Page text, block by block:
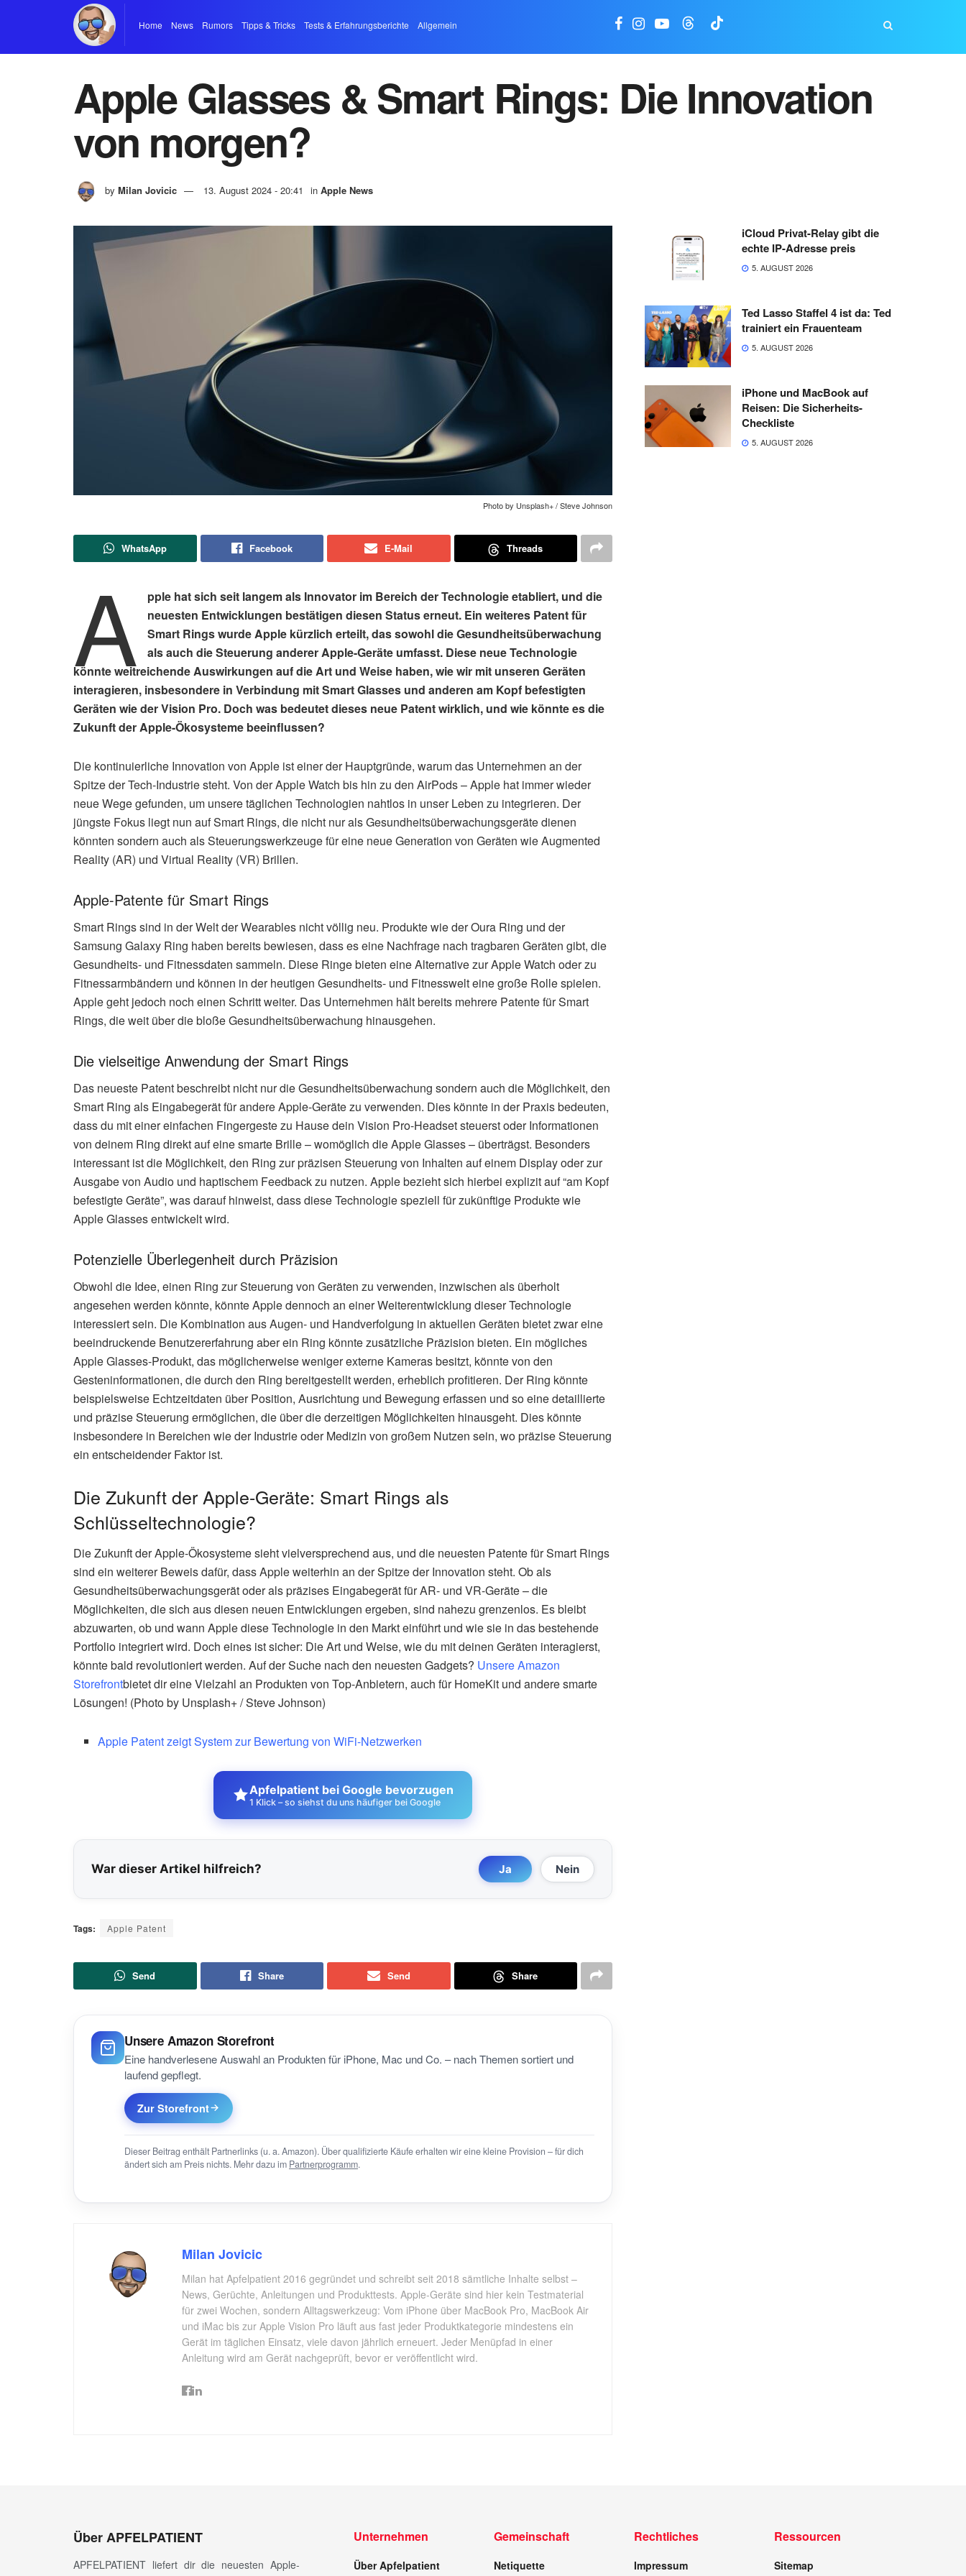
Home News Rumors Tipps & Tricks Tests & Erfahrungsberichte Allgemein
Apple Glasses & Smart Rings: Die Innovation
von morgen?
by Milan Jovicic 13. August 2024 - 20:41 in Apple News
Photo by Unsplash+ / Steve Johnson
WhatsApp Facebook E-Mail Threads
A
pple hat sich seit langem als Innovator im Bereich der Technologie etabliert, und die
neuesten Entwicklungen bestätigen diesen Status erneut. Ein weiteres Patent für
Smart Rings wurde Apple kürzlich erteilt, das sowohl die Gesundheitsüberwachung
als auch die Steuerung anderer Apple-Geräte umfasst. Diese neue Technologie
könnte weitreichende Auswirkungen auf die Art und Weise haben, wie wir mit unseren Geräten
interagieren, insbesondere in Verbindung mit Smart Glasses und anderen am Kopf befestigten
Geräten wie der Vision Pro. Doch was bedeutet dieses neue Patent wirklich, und wie könnte es die
Zukunft der Apple-Ökosysteme beeinflussen?
Die kontinuierliche Innovation von Apple ist einer der Hauptgründe, warum das Unternehmen an der
Spitze der Tech-Industrie steht. Von der Apple Watch bis hin zu den AirPods – Apple hat immer wieder
neue Wege gefunden, um unsere täglichen Technologien nahtlos in unser Leben zu integrieren. Der
jüngste Fokus liegt nun auf Smart Rings, die nicht nur als Gesundheitsüberwachungsgeräte dienen
könnten sondern auch als Steuerungswerkzeuge für eine neue Generation von Geräten wie Augmented
Reality (AR) und Virtual Reality (VR) Brillen.
Apple-Patente für Smart Rings
Smart Rings sind in der Welt der Wearables nicht völlig neu. Produkte wie der Oura Ring und der
Samsung Galaxy Ring haben bereits bewiesen, dass es eine Nachfrage nach tragbaren Geräten gibt, die
Gesundheits- und Fitnessdaten sammeln. Diese Ringe bieten eine Alternative zur Apple Watch oder zu
Fitnessarmbändern und können in der heutigen Gesundheits- und Fitnesswelt eine große Rolle spielen.
Apple geht jedoch noch einen Schritt weiter. Das Unternehmen hält bereits mehrere Patente für Smart
Rings, die weit über die bloße Gesundheitsüberwachung hinausgehen.
Die vielseitige Anwendung der Smart Rings
Das neueste Patent beschreibt nicht nur die Gesundheitsüberwachung sondern auch die Möglichkeit, den
Smart Ring als Eingabegerät für andere Apple-Geräte zu verwenden. Dies könnte in der Praxis bedeuten,
dass du mit einer einfachen Fingergeste zu Hause dein Vision Pro-Headset steuerst oder Informationen
von deinem Ring direkt auf eine smarte Brille – womöglich die Apple Glasses – überträgst. Besonders
interessant ist die Möglichkeit, den Ring zur präzisen Steuerung von Inhalten auf einem Display oder zur
Ausgabe von Audio und haptischem Feedback zu nutzen. Apple bezieht sich hierbei explizit auf “am Kopf
befestigte Geräte”, was darauf hinweist, dass diese Technologie speziell für zukünftige Produkte wie
Apple Glasses entwickelt wird.
Potenzielle Überlegenheit durch Präzision
Obwohl die Idee, einen Ring zur Steuerung von Geräten zu verwenden, inzwischen als überholt
angesehen werden könnte, könnte Apple dennoch an einer Weiterentwicklung dieser Technologie
interessiert sein. Die Kombination aus Augen- und Handverfolgung in aktuellen Geräten bietet zwar eine
beeindruckende Benutzererfahrung aber ein Ring könnte zusätzliche Präzision bieten. Ein mögliches
Apple Glasses-Produkt, das möglicherweise weniger externe Kameras besitzt, könnte von den
Gesteninformationen, die durch den Ring bereitgestellt werden, erheblich profitieren. Der Ring könnte
beispielsweise Echtzeitdaten über Position, Ausrichtung und Bewegung erfassen und so eine detaillierte
und präzise Steuerung ermöglichen, die über die derzeitigen Möglichkeiten hinausgeht. Dies könnte
insbesondere in Bereichen wie der Industrie oder Medizin von großem Nutzen sein, wo präzise Steuerung
ein entscheidender Faktor ist.
Die Zukunft der Apple-Geräte: Smart Rings als
Schlüsseltechnologie?
Die Zukunft der Apple-Ökosysteme sieht vielversprechend aus, und die neuesten Patente für Smart Rings
sind ein weiterer Beweis dafür, dass Apple weiterhin an der Spitze der Innovation steht. Ob als
Gesundheitsüberwachungsgerät oder als präzises Eingabegerät für AR- und VR-Geräte – die
Möglichkeiten, die sich aus diesen neuen Entwicklungen ergeben, sind nahezu grenzenlos. Es bleibt
abzuwarten, ob und wann Apple diese Technologie in den Markt einführt und wie sie in das bestehende
Portfolio integriert wird. Doch eines ist sicher: Die Art und Weise, wie du mit deinen Geräten interagierst,
könnte bald revolutioniert werden. Auf der Suche nach den neuesten Gadgets? Unsere Amazon
Storefrontbietet dir eine Vielzahl an Produkten von Top-Anbietern, auch für HomeKit und andere smarte
Lösungen! (Photo by Unsplash+ / Steve Johnson)
Apple Patent zeigt System zur Bewertung von WiFi-Netzwerken
Apfelpatient bei Google bevorzugen
1 Klick – so siehst du uns häufiger bei Google
War dieser Artikel hilfreich? Ja Nein
Tags: Apple Patent
Send Share Send Share
Unsere Amazon Storefront
Eine handverlesene Auswahl an Produkten für iPhone, Mac und Co. – nach Themen sortiert und
laufend gepflegt.
Zur Storefront
Dieser Beitrag enthält Partnerlinks (u. a. Amazon). Über qualifizierte Käufe erhalten wir eine kleine Provision – für dich
ändert sich am Preis nichts. Mehr dazu im Partnerprogramm.
Milan Jovicic
Milan hat Apfelpatient 2016 gegründet und schreibt seit 2018 sämtliche Inhalte selbst –
News, Gerüchte, Anleitungen und Produkttests. Apple-Geräte sind hier kein Testmaterial
für zwei Wochen, sondern Alltagswerkzeug: Vom iPhone über MacBook Pro, MacBook Air
und iMac bis zur Apple Vision Pro läuft aus fast jeder Produktkategorie mindestens ein
Gerät im täglichen Einsatz, viele davon jährlich erneuert. Jeder Menüpfad in einer
Anleitung wird am Gerät nachgeprüft, bevor er veröffentlicht wird.
iCloud Privat-Relay gibt die
echte IP-Adresse preis
5. AUGUST 2026
Ted Lasso Staffel 4 ist da: Ted
trainiert ein Frauenteam
5. AUGUST 2026
iPhone und MacBook auf
Reisen: Die Sicherheits-
Checkliste
5. AUGUST 2026
Über APFELPATIENT
APFELPATIENT liefert dir die neuesten Apple-
Unternehmen
Über Apfelpatient
Gemeinschaft
Netiquette
Rechtliches
Impressum
Ressourcen
Sitemap